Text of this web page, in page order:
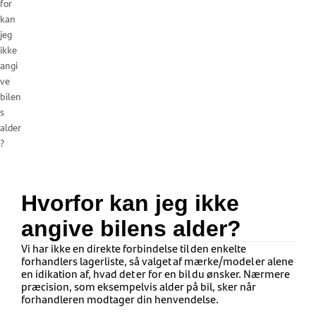
for
kan
jeg
ikke
angi
ve
bilen
s
alder
?
Hvorfor kan jeg ikke
angive bilens alder?
Vi har ikke en direkte forbindelse til den enkelte
forhandlers lagerliste, så valget af mærke/model er alene
en idikation af, hvad det er for en bil du ønsker. Nærmere
præcision, som eksempelvis alder på bil, sker når
forhandleren modtager din henvendelse.